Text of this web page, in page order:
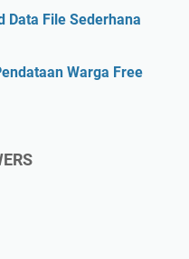
Data File Sederhana
Warga Free